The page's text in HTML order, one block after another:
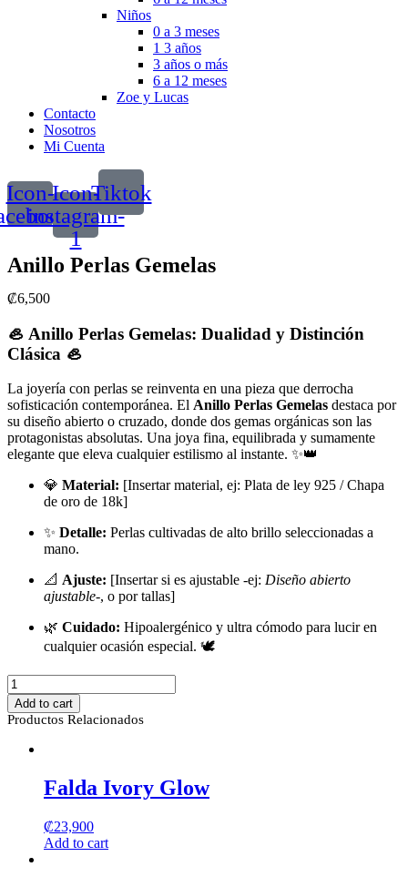
Niños
0 a 3 meses
1 3 años
3 años o más
6 a 12 meses
Zoe y Lucas
Contacto
Nosotros
Mi Cuenta
Icon-Icon-
instagram-
1
Tiktok
Anillo Perlas Gemelas
₡6,500
🦪 Anillo Perlas Gemelas: Dualidad y Distinción
Clásica 🦪
La joyería con perlas se reinventa en una pieza que derrocha
sofisticación contemporánea. El Anillo Perlas Gemelas destaca por
su diseño abierto o cruzado, donde dos gemas orgánicas son las
protagonistas absolutas. Una joya fina, equilibrada y sumamente
elegante que eleva cualquier estilismo al instante. ✨👑
💎 Material: [Insertar material, ej: Plata de ley 925 / Chapa
de oro de 18k]
✨ Detalle: Perlas cultivadas de alto brillo seleccionadas a
mano.
📐 Ajuste: [Insertar si es ajustable -ej: Diseño abierto
ajustable-, o por tallas]
🌿 Cuidado: Hipoalergénico y ultra cómodo para lucir en
cualquier ocasión especial. 🕊️
Anillo
Perlas
Gemelas
Add to cart
Productos Relacionados
Falda Ivory Glow
₡23,900
Add to cart